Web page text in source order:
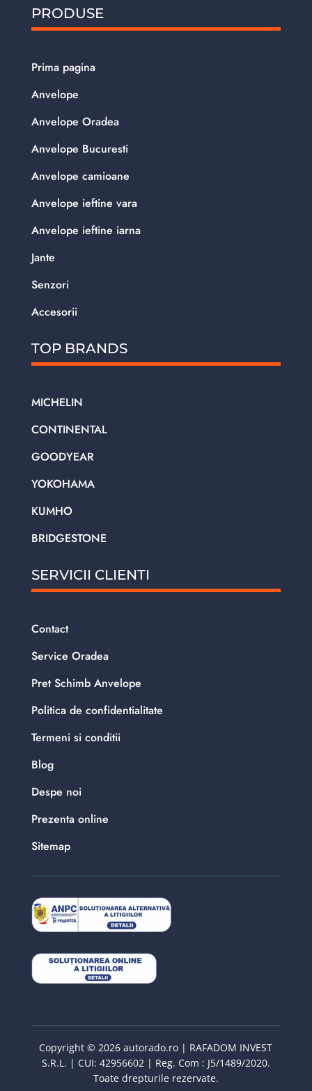
PRODUSE
Prima pagina
Anvelope
Anvelope Oradea
Anvelope Bucuresti
Anvelope camioane
Anvelope ieftine vara
Anvelope ieftine iarna
Jante
Senzori
Accesorii
TOP BRANDS
MICHELIN
CONTINENTAL
GOODYEAR
YOKOHAMA
KUMHO
BRIDGESTONE
SERVICII CLIENTI
Contact
Service Oradea
Pret Schimb Anvelope
Politica de confidentialitate
Termeni si conditii
Blog
Despe noi
Prezenta online
Sitemap
Copyright © 2026 autorado.ro | RAFADOM INVEST
S.R.L. | CUI: 42956602 | Reg. Com : J5/1489/2020.
Toate drepturile rezervate.